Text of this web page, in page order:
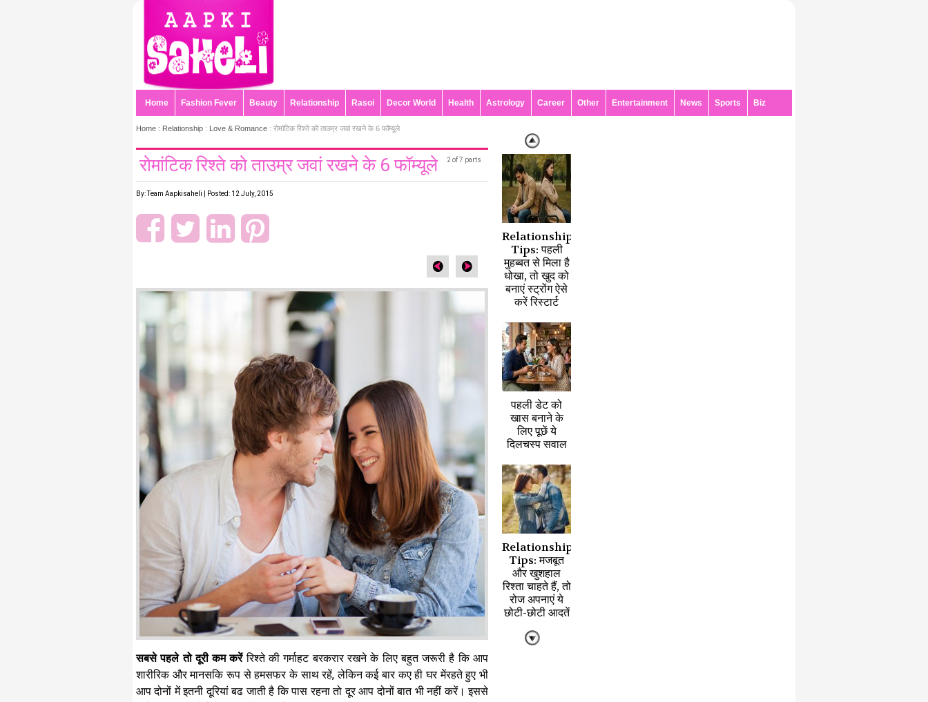
Home Fashion Fever Beauty Relationship Rasoi Decor World Health Astrology Career Other Entertainment News Sports Biz
Home : Relationship : Love & Romance : रोमांटिक रिश्ते को ताउम्र जवां रखने के 6 फॉम्यूले
2 of 7 parts
रोमांटिक रिश्ते को ताउम्र जवां रखने के 6 फॉम्यूले
By: Team Aapkisaheli | Posted: 12 July, 2015
सबसे पहले तो दूरी कम करेंरिश्ते की गर्माहट बरकरार रखने के लिए बहुत जरूरी है कि आप
शारीरिक और मानसकि रूप से हमसफर के साथ रहें, लेकिन कई बार कए ही घर मेंरहते हुए भी
आप दोनों में इतनी दूरियां बढ जाती है कि पास रहना तो दूर आप दोनों बात भी नहीं करें। इससे
Relationship
Tips: पहली
मुहब्बत से मिला है
धोखा, तो खुद को
बनाएं स्ट्रोंग ऐसे
करें रिस्टार्ट
पहली डेट को
खास बनाने के
लिए पूछें ये
दिलचस्प सवाल
Relationship
Tips: मजबूत
और खुशहाल
रिश्ता चाहते हैं, तो
रोज अपनाएं ये
छोटी-छोटी आदतें